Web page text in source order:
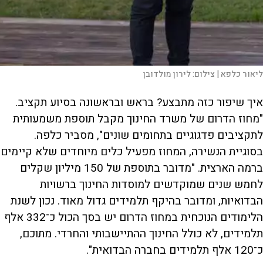
ליאור כלפא | צילום:לירון מולדובן
איך שיפור כזה מתבצע? בראש ובראשונה בסיוע תקציב.
"מחוז הדרום של משרד החינוך מקבל תוספת משמעותית
לתקציבים פדגוגיים בתחומים שונים", מסביר כלפה.
בסוגיית הנשירה, המחוז מפעיל כלים מיוחדים שלא קיימים
ברמה הארצית. "מדובר בתוספת של 150 מיליון שקלים
לחמש שנים שמוקדשים למוסדות החינוך ברשויות
הבדואיות, ומדובר בהיקף תלמידים גדול מאוד. נכון לשנת
הלימודים הנוכחית במחוז הדרום יש בסך הכול כ־332 אלף
תלמידים, לא כולל החינוך ההתיישבותי והחרדי. מתוכם,
כ־120 אלף תלמידים בחברה הבדואית".